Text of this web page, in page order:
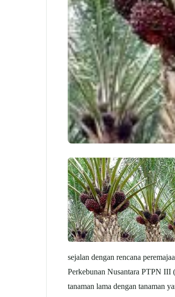
sejalan dengan rencana
Perkebunan Nusantara PTPN III
tanaman lama dengan tanaman